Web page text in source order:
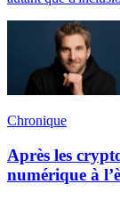
Chronique
Après les
numérique à